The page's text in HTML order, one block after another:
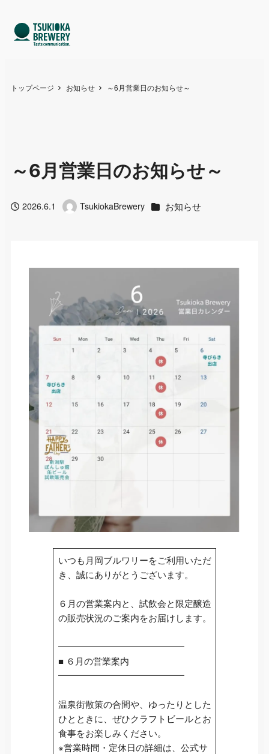
トップページ お知らせ ～6月営業日のお知らせ～
～6月営業日のお知らせ～
投稿日2026.6.1
著
TsukiokaBrewery カテゴリー
お知らせ
いつも月岡ブルワリーをご利用いただ
き、誠にありがとうございます。
６月の営業案内と、試飲会と限定醸造
の販売状況のご案内をお届けします。
━━━━━━━━━━━━━━
■ ６月の営業案内
━━━━━━━━━━━━━━
温泉街散策の合間や、ゆったりとした
ひとときに、ぜひクラフトビールとお
食事をお楽しみください。
※営業時間・定休日の詳細は、公式サ